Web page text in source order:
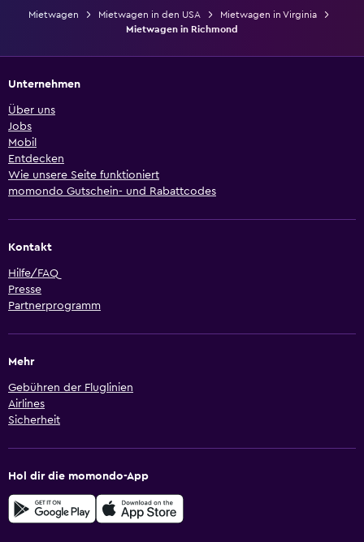
Mietwagen Mietwagen in den USA
Mietwagen in Virginia
Mietwagen in Richmond
Unternehmen
Über uns
Jobs
Mobil
Entdecken
Wie unsere Seite funktioniert
momondo Gutschein- und Rabattcodes
Kontakt
Hilfe/FAQ
Presse
Partnerprogramm
Mehr
Gebühren der Fluglinien
Airlines
Sicherheit
Hol dir die momondo-App